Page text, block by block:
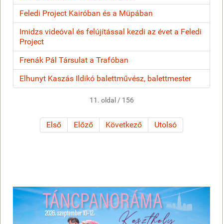
Feledi Project Kairóban és a Müpában
Imidzs videóval és felújítással kezdi az évet a Feledi
Project
Frenák Pál Társulat a Trafóban
Elhunyt Kaszás Ildikó balettművész, balettmester
11. oldal / 156
Első Előző Következő Utolsó